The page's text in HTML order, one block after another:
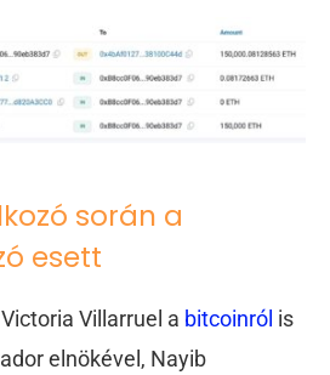
során a
esett
Villarruel a bitcoinról is
elnökével, Nayib